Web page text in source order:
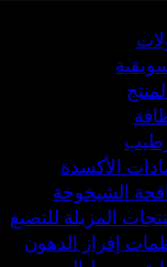
الأكسدة
الشيخوخة
المزيلة للتصبغ
إفراز الدهون